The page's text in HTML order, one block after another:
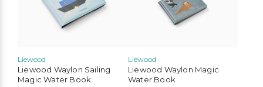
Liewood
Liewood Waylon Sailing
Magic Water Book
Liewood
Liewood Waylon Magic
Water Book